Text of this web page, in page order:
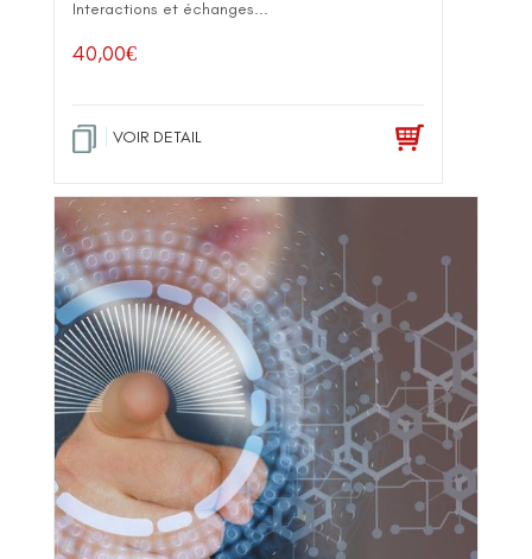
Interactions et échanges...
40,00€
VOIR DETAIL